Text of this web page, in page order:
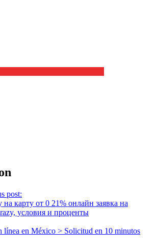
post:
карту от 0 21% онлайн заявка на
условия и проценты
línea en México > Solicitud en 10 minutos